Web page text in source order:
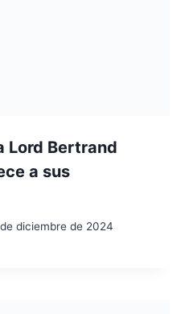
Lord Bertrand
a sus
diciembre de 2024